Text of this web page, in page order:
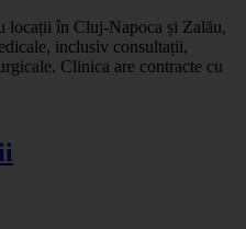
locații în Cluj-Napoca și Zalău,
inclusiv consultații,
Clinica are contracte cu